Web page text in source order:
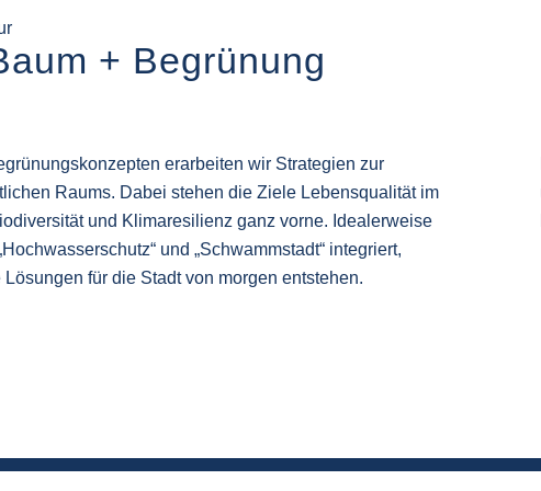
+ Begrünung
erarbeiten wir Strategien zur
Raums. Dabei stehen die Ziele Lebensqualität im
und Klimaresilienz ganz vorne. Idealerweise
und „Schwammstadt“ integriert,
für die Stadt von morgen entstehen.